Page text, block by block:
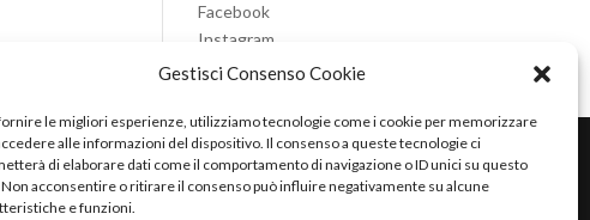
Gestisci Consenso Cookie
le migliori esperienze, utilizziamo tecnologie come i cookie per memorizzare
alle informazioni del dispositivo. Il consenso a queste tecnologie ci
di elaborare dati come il comportamento di navigazione o ID unici su questo
acconsentire o ritirare il consenso può influire negativamente su alcune
e funzioni.
Facebook
Instagram
Youtube